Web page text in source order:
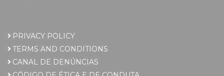
PRIVACY POLICY
TERMS AND CONDITIONS
CANAL DE DENÚNCIAS